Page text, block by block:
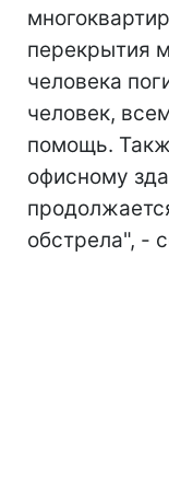
перекрытия
человека
человек,
помощь.
офисному
обстрела", -